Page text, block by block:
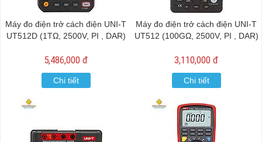
Máy đo điện trở cách điện UNI-T
UT512D (1TΩ, 2500V, PI , DAR)
5,486,000 đ
Chi tiết
Máy đo điện trở cách điện UNI-T
UT512 (100GΩ, 2500V, PI , DAR)
3,110,000 đ
Chi tiết